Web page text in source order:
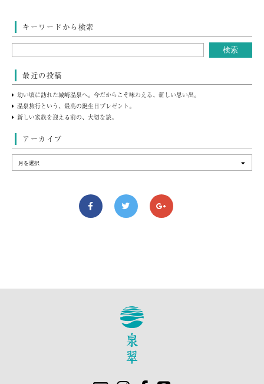
キーワードから検索
最近の投稿
幼い頃に訪れた城崎温泉へ。今だからこそ味わえる、新しい思い出。
温泉旅行という、最高の誕生日プレゼント。
新しい家族を迎える前の、大切な旅。
アーカイブ